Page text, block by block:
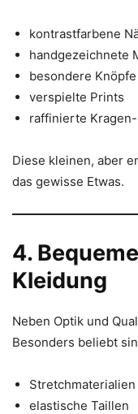
kontrastfarbene
handgezeichnete
besondere Knöpfe
verspielte Prints
raffinierte
Diese kleinen, aber
das gewisse Etwas.
4.
Kleidung
Neben Optik und
Besonders beliebt
Stretchmaterialien
elastische Taillen